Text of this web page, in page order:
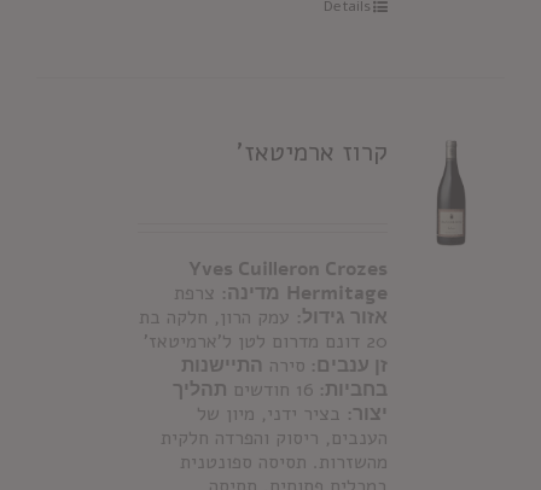
Details
קרוז ארמיטאז'
Yves Cuilleron Crozes
Hermitage מדינה: צרפת
אזור גידול: עמק הרון, חלקה בת
20 דונם מדרום לטן ל'ארמיטאז'
זן ענבים: סירה התיישנות
בחביות: 16 חודשים
תהליך
יצור: בציר ידני, מיון של
הענבים, ריסוק והפרדה חלקית
מהשזרות. תסיסה ספונטנית